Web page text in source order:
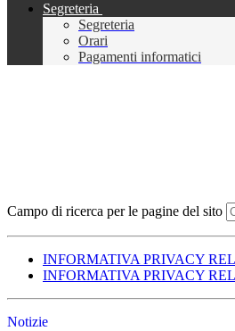
Segreteria
Segreteria
Orari
Pagamenti informatici
Campo di ricerca per le pagine del sito
INFORMATIVA PRIVACY
INFORMATIVA PRIVACY
Notizie